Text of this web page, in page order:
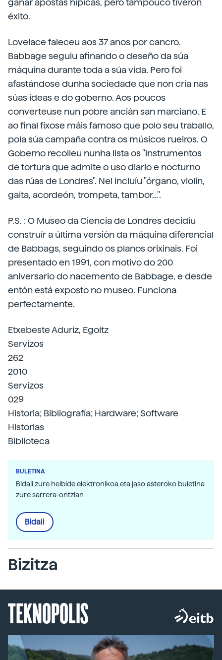
gañar apostas hípicas, pero tampouco tiveron
éxito.
Lovelace faleceu aos 37 anos por cancro.
Babbage seguiu afinando o deseño da súa
máquina durante toda a súa vida. Pero foi
afastándose dunha sociedade que non cría nas
súas ideas e do goberno. Aos poucos
converteuse nun pobre ancián san marciano. E
ao final fíxose máis famoso que polo seu traballo,
pola súa campaña contra os músicos rueiros. O
Goberno recolleu nunha lista os "instrumentos
de tortura que admite o uso diario e nocturno
das rúas de Londres". Nel incluíu "órgano, violín,
gaita, acordeón, trompeta, tambor...".
P.S. : O Museo da Ciencia de Londres decidiu
construír a última versión da máquina diferencial
de Babbags, seguindo os planos orixinais. Foi
presentado en 1991, con motivo do 200
aniversario do nacemento de Babbage, e desde
entón está exposto no museo. Funciona
perfectamente.
Etxebeste Aduriz, Egoitz
Servizos
262
2010
Servizos
029
Historia; Bibliografía; Hardware; Software
Historias
Biblioteca
BULETINA
Bidali zure helbide elektronikoa eta jaso asteroko buletina
zure sarrera-ontzian
Bidali
Bizitza
TEKNOPOLIS